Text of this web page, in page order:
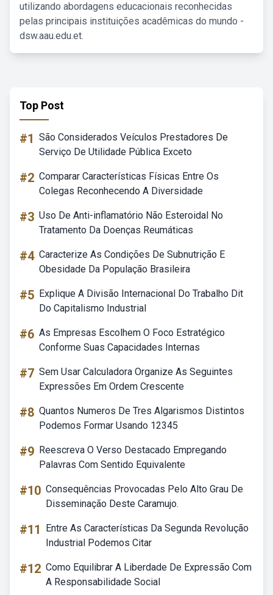
utilizando abordagens educacionais reconhecidas
pelas principais instituições acadêmicas do mundo -
dsw.aau.edu.et.
Top Post
#1 São Considerados Veículos Prestadores De
Serviço De Utilidade Pública Exceto
#2 Comparar Características Físicas Entre Os
Colegas Reconhecendo A Diversidade
#3 Uso De Anti-inflamatório Não Esteroidal No
Tratamento Da Doenças Reumáticas
#4 Caracterize As Condições De Subnutrição E
Obesidade Da População Brasileira
#5 Explique A Divisão Internacional Do Trabalho Dit
Do Capitalismo Industrial
#6 As Empresas Escolhem O Foco Estratégico
Conforme Suas Capacidades Internas
#7 Sem Usar Calculadora Organize As Seguintes
Expressões Em Ordem Crescente
#8 Quantos Numeros De Tres Algarismos Distintos
Podemos Formar Usando 12345
#9 Reescreva O Verso Destacado Empregando
Palavras Com Sentido Equivalente
#10 Consequências Provocadas Pelo Alto Grau De
Disseminação Deste Caramujo.
#11
Entre As Características Da Segunda Revolução
Industrial Podemos Citar
#12 Como Equilibrar A Liberdade De Expressão Com
A Responsabilidade Social